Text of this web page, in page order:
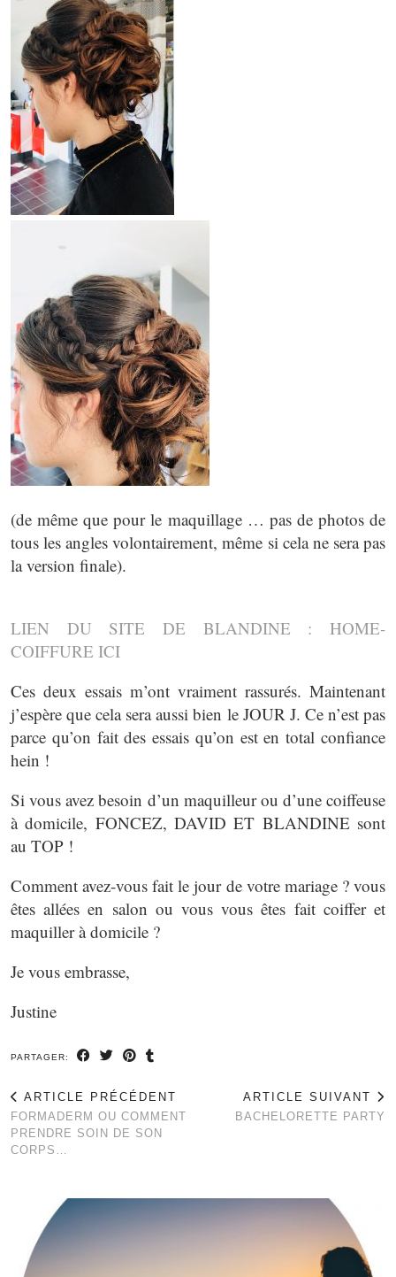
(de même que pour le maquillage … pas de photos de
tous les angles volontairement, même si cela ne sera pas
la version finale).
LIEN DU SITE DE BLANDINE : HOME-
COIFFURE ICI
Ces deux essais m’ont vraiment rassurés. Maintenant
j’espère que cela sera aussi bien le JOUR J. Ce n’est pas
parce qu’on fait des essais qu’on est en total confiance
hein !
Si vous avez besoin d’un maquilleur ou d’une coiffeuse
à domicile, FONCEZ, DAVID ET BLANDINE sont
au TOP !
Comment avez-vous fait le jour de votre mariage ? vous
êtes allées en salon ou vous vous êtes fait coiffer et
maquiller à domicile ?
Je vous embrasse,
Justine
PARTAGER:
ARTICLE PRÉCÉDENT
FORMADERM OU COMMENT
PRENDRE SOIN DE SON
CORPS…
ARTICLE SUIVANT
BACHELORETTE PARTY